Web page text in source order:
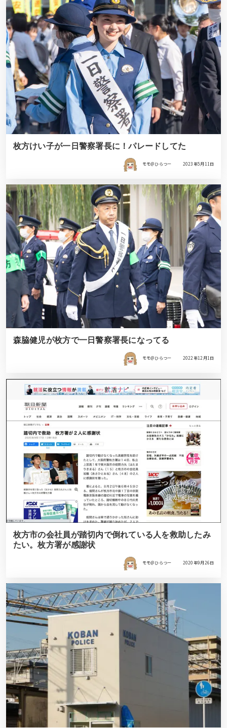
枚方けい子が一日警察署長に！パレードしてた
モモ＠ひらつー 2023年5月11日
森脇健児が枚方で一日警察署長になってる
モモ＠ひらつー 2022年12月1日
枚方市の会社員が踏切内で倒れている人を救助したみ
たい。枚方署が感謝状
モモ＠ひらつー 2020年9月26日